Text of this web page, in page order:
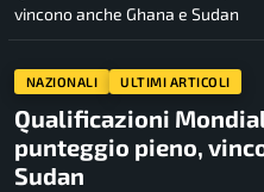
vincono anche Ghana e Sudan
NAZIONALI ULTIMI ARTICOLI
Qualificazioni
punteggio pieno,
Sudan